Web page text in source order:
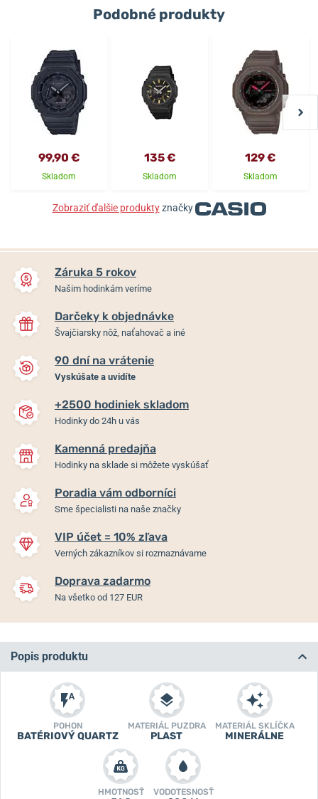
Podobné produkty
99,90 €
Skladom
135 €
Skladom
129 €
Skladom
Zobraziť ďalšie produktyznačky
Záruka 5 rokov
Našim hodinkám veríme
Darčeky k objednávke
Švajčiarsky nôž, naťahovač a iné
90 dní na vrátenie
Vyskúšate a uvidíte
+2500 hodiniek skladom
Hodinky do 24h u vás
Kamenná predajňa
Hodinky na sklade si môžete vyskúšať
Poradia vám odborníci
Sme špecialisti na naše značky
VIP účet = 10% zľava
Verných zákazníkov si rozmaznávame
Doprava zadarmo
Na všetko od 127 EUR
Popis produktu
POHON
BATÉRIOVÝ QUARTZ
MATERIÁL PUZDRA
PLAST
MATERIÁL SKLÍČKA
MINERÁLNE
HMOTNOSŤ VODOTESNOSŤ